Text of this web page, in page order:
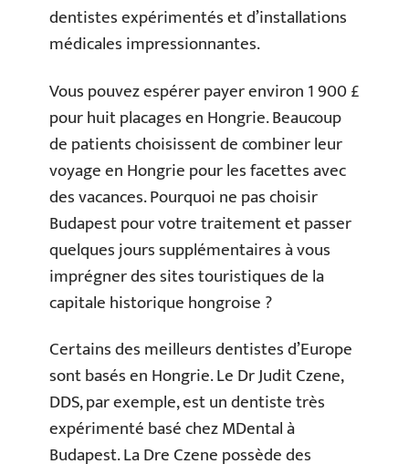
dentistes expérimentés et d’installations
médicales impressionnantes.
Vous pouvez espérer payer environ 1 900 £
pour huit placages en Hongrie. Beaucoup
de patients choisissent de combiner leur
voyage en Hongrie pour les facettes avec
des vacances. Pourquoi ne pas choisir
Budapest pour votre traitement et passer
quelques jours supplémentaires à vous
imprégner des sites touristiques de la
capitale historique hongroise ?
Certains des meilleurs dentistes d’Europe
sont basés en Hongrie. Le Dr Judit Czene,
DDS, par exemple, est un dentiste très
expérimenté basé chez MDental à
Budapest. La Dre Czene possède des